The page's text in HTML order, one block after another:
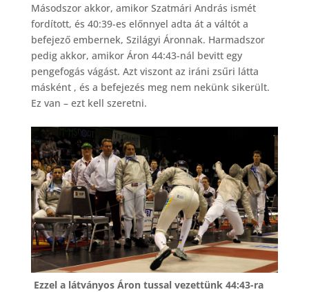
Másodszor akkor, amikor Szatmári András ismét
fordított, és 40:39-es előnnyel adta át a váltót a
befejező embernek, Szilágyi Áronnak. Harmadszor
pedig akkor, amikor Áron 44:43-nál bevitt egy
pengefogás vágást. Azt viszont az iráni zsűri látta
másként , és a befejezés meg nem nekünk sikerült.
Ez van – ezt kell szeretni.
Ezzel a látványos Áron tussal vezettünk 44:43-ra